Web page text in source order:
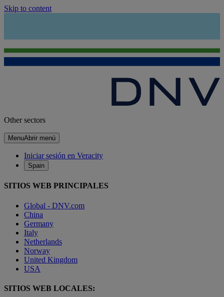
Skip to content
Other sectors
MenuAbrir menú
Iniciar sesión en Veracity
Spain
SITIOS WEB PRINCIPALES
Global - DNV.com
China
Germany
Italy
Netherlands
Norway
United Kingdom
USA
SITIOS WEB LOCALES: